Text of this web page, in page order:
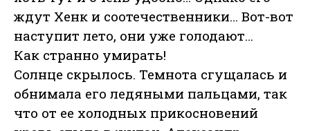
ждут Хенк и соотечественники… Вот-вот
наступит лето, они уже голодают…
Как странно умирать!
Солнце скрылось. Темнота сгущалась и
обнимала его ледяными пальцами, так
что от ее холодных прикосновений